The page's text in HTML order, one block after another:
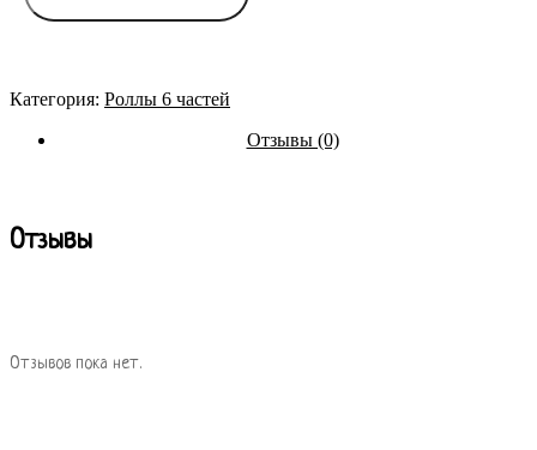
Категория: Роллы 6 частей
Отзывы (0)
Отзывы
Отзывов пока нет.